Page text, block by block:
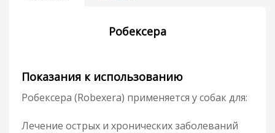
Робексера
Показания к использованию
Робексера (Robexera) применяется у собак для:
Лечение острых и хронических заболеваний